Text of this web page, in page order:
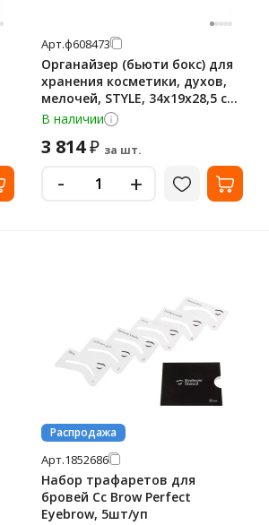
Арт.ф608473
Органайзер (бьюти бокс) для
хранения косметики, духов,
мелочей, STYLE, 34х19х28,5 см,
DASWERK (ДАСВЕРК), 608473
В наличии
3 814₽ за шт.
- +
Распродажа
Арт.1852686
Набор трафаретов для
бровей Cc Brow Perfect
Eyebrow, 5шт/уп